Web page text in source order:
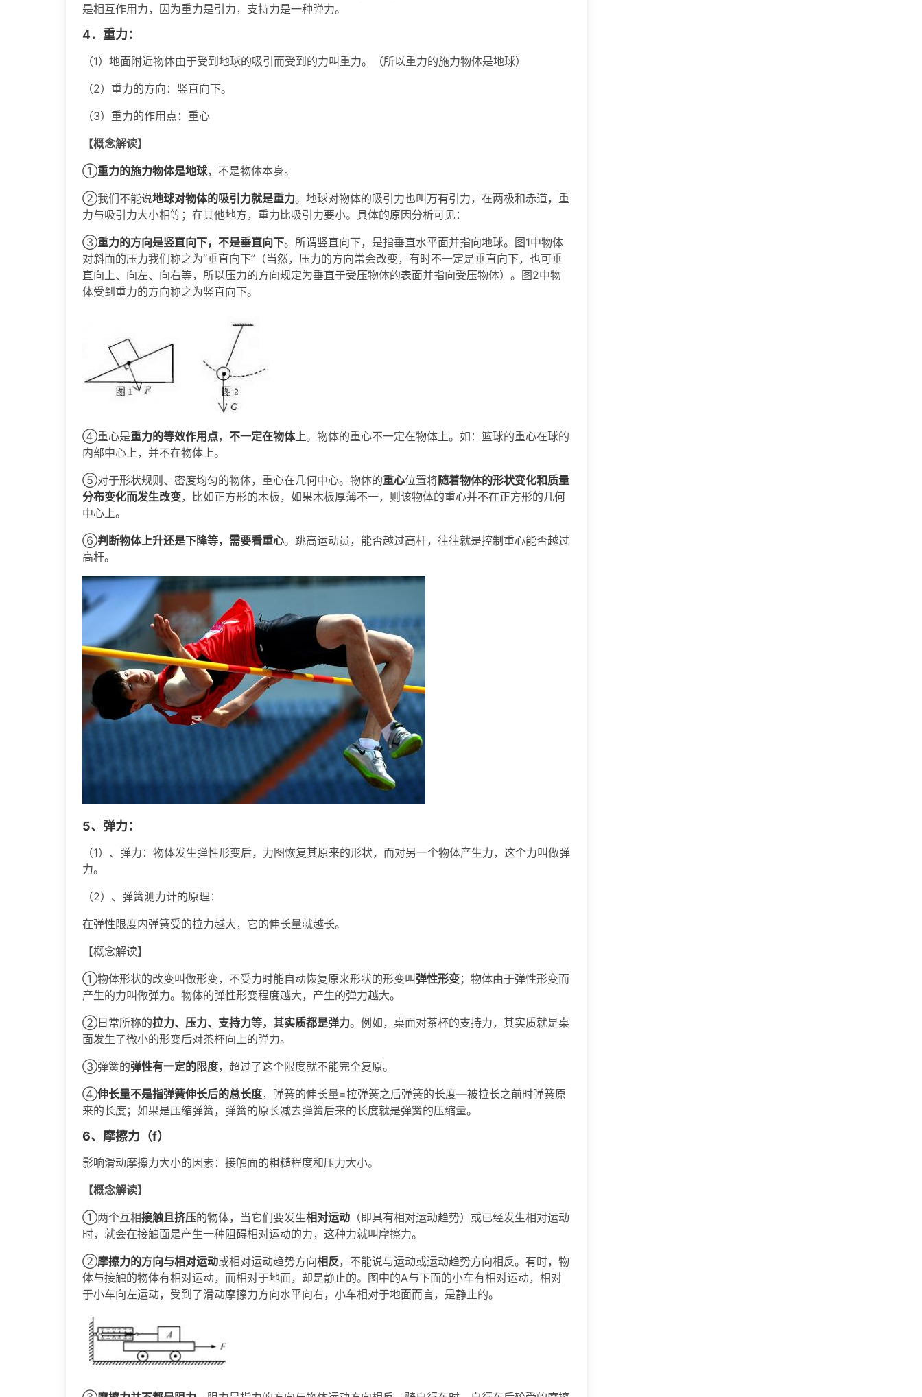
是相互作用力，因为重力是引力，支持力是一种弹力。
4．重力：
（1）地面附近物体由于受到地球的吸引而受到的力叫重力。（所以重力的施力物体是地球）
（2）重力的方向：竖直向下。
（3）重力的作用点：重心
【概念解读】
①重力的施力物体是地球，不是物体本身。
②我们不能说地球对物体的吸引力就是重力。地球对物体的吸引力也叫万有引力，在两极和赤道，重
力与吸引力大小相等；在其他地方，重力比吸引力要小。具体的原因分析可见：
③重力的方向是竖直向下，不是垂直向下。所谓竖直向下，是指垂直水平面并指向地球。图1中物体
对斜面的压力我们称之为“垂直向下”（当然，压力的方向常会改变，有时不一定是垂直向下，也可垂
直向上、向左、向右等，所以压力的方向规定为垂直于受压物体的表面并指向受压物体）。图2中物
体受到重力的方向称之为竖直向下。
④重心是重力的等效作用点， 不一定在物体上。物体的重心不一定在物体上。如：篮球的重心在球的
内部中心上，并不在物体上。
⑤对于形状规则、密度均匀的物体，重心在几何中心。物体的重心位置将随着物体的形状变化和质量
分布变化而发生改变，比如正方形的木板，如果木板厚薄不一，则该物体的重心并不在正方形的几何
中心上。
⑥判断物体上升还是下降等，需要看重心。跳高运动员，能否越过高杆，往往就是控制重心能否越过
高杆。
5、弹力：
（1）、弹力：物体发生弹性形变后，力图恢复其原来的形状，而对另一个物体产生力，这个力叫做弹
力。
（2）、弹簧测力计的原理：
在弹性限度内弹簧受的拉力越大，它的伸长量就越长。
【概念解读】
①物体形状的改变叫做形变，不受力时能自动恢复原来形状的形变叫弹性形变；物体由于弹性形变而
产生的力叫做弹力。物体的弹性形变程度越大，产生的弹力越大。
②日常所称的拉力、压力、支持力等，其实质都是弹力。例如，桌面对茶杯的支持力，其实质就是桌
面发生了微小的形变后对茶杯向上的弹力。
③弹簧的弹性有一定的限度，超过了这个限度就不能完全复原。
④伸长量不是指弹簧伸长后的总长度，弹簧的伸长量=拉弹簧之后弹簧的长度—被拉长之前时弹簧原
来的长度；如果是压缩弹簧，弹簧的原长减去弹簧后来的长度就是弹簧的压缩量。
6、摩擦力（f）
影响滑动摩擦力大小的因素：接触面的粗糙程度和压力大小。
【概念解读】
①两个互相接触且挤压的物体，当它们要发生相对运动 （即具有相对运动趋势）或已经发生相对运动
时，就会在接触面是产生一种阻碍相对运动的力，这种力就叫摩擦力。
②摩擦力的方向与相对运动或相对运动趋势方向相反，不能说与运动或运动趋势方向相反。有时，物
体与接触的物体有相对运动，而相对于地面，却是静止的。图中的A与下面的小车有相对运动，相对
于小车向左运动，受到了滑动摩擦力方向水平向右，小车相对于地面而言，是静止的。